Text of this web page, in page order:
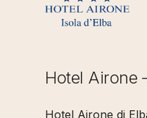
Hotel Airone
Hotel Airone di